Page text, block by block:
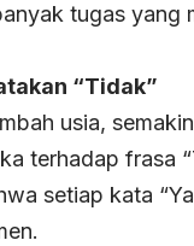
tugas yang
“Tidak”
usia,
terhadap frasa
setiap kata